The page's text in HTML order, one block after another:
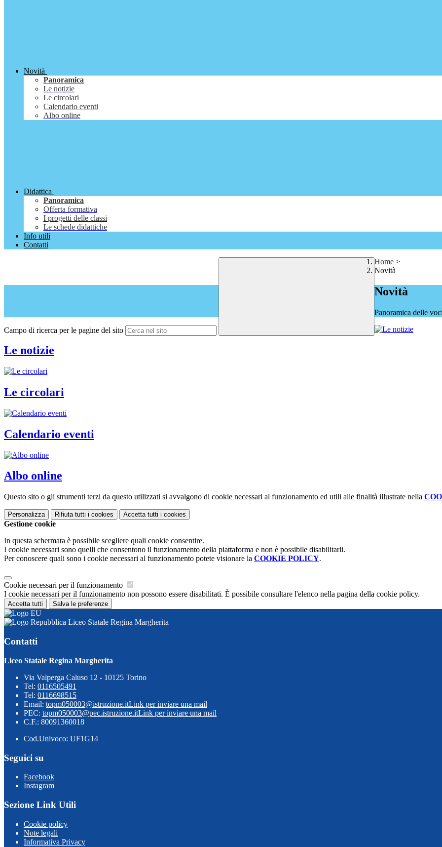
Novità
Panoramica
Le notizie
Le circolari
Calendario eventi
Albo online
Didattica
Panoramica
Offerta formativa
I progetti delle classi
Le schede didattiche
Info utili
Contatti
Campo di ricerca per le pagine del sito
Home >
Novità
Novità
Panoramica delle
Le notizie
Le circolari
Calendario eventi
Albo online
Questo sito o gli strumenti terzi da questo utilizzati si avvalgono di cookie necessari al funzionamento ed utili alle finalità illustrate nella
Personalizza Rifiuta tutti i cookies Accetta tutti i cookies
Gestione cookie
In questa schermata è possibile scegliere quali cookie consentire.
I cookie necessari sono quelli che consentono il funzionamento della piattaforma e non è possibile disabilitarli.
Per conoscere quali sono i cookie necessari al funzionamento potete visionare la COOKIE POLICY.
Cookie necessari per il funzionamento
I cookie necessari per il funzionamento non possono essere disabilitati. È possibile consultare l'elenco nella pagina della cookie policy.
Accetta tutti Salva le preferenze
Liceo Statale Regina Margherita
Contatti
Liceo Statale Regina Margherita
Via Valperga Caluso 12 - 10125 Torino
Tel: 0116505491
Tel: 0116698515
Email: topm050003@istruzione.itLink per inviare una mail
PEC: topm050003@pec.istruzione.itLink per inviare una mail
C.F.: 80091360018
Cod.Univoco: UF1G14
Seguici su
Facebook
Instagram
Sezione Link Utili
Cookie policy
Note legali
Informativa Privacy